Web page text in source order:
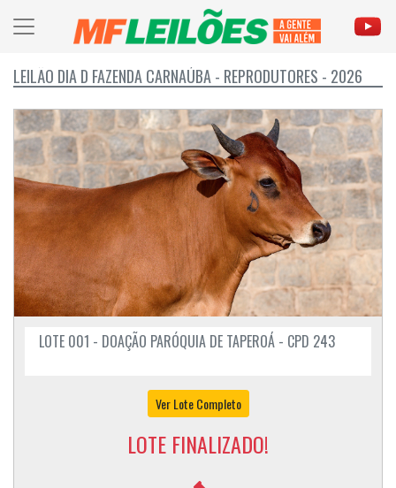
LEILÃO DIA D FAZENDA CARNAÚBA - REPRODUTORES - 2026
LOTE 001 - DOAÇÃO PARÓQUIA DE TAPEROÁ - CPD 243
Ver Lote Completo
LOTE FINALIZADO!